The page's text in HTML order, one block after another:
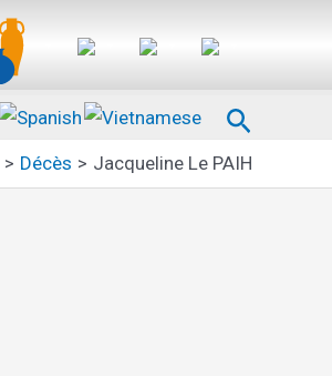
Décès Jacqueline Le PAIH